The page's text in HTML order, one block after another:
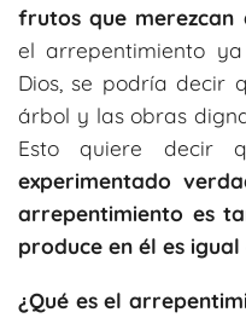
frutos que merezcan
el arrepentimiento
Dios, se podría decir
árbol y las obras
Esto quiere decir
experimentado
arrepentimiento es
produce en él es
¿Qué es el